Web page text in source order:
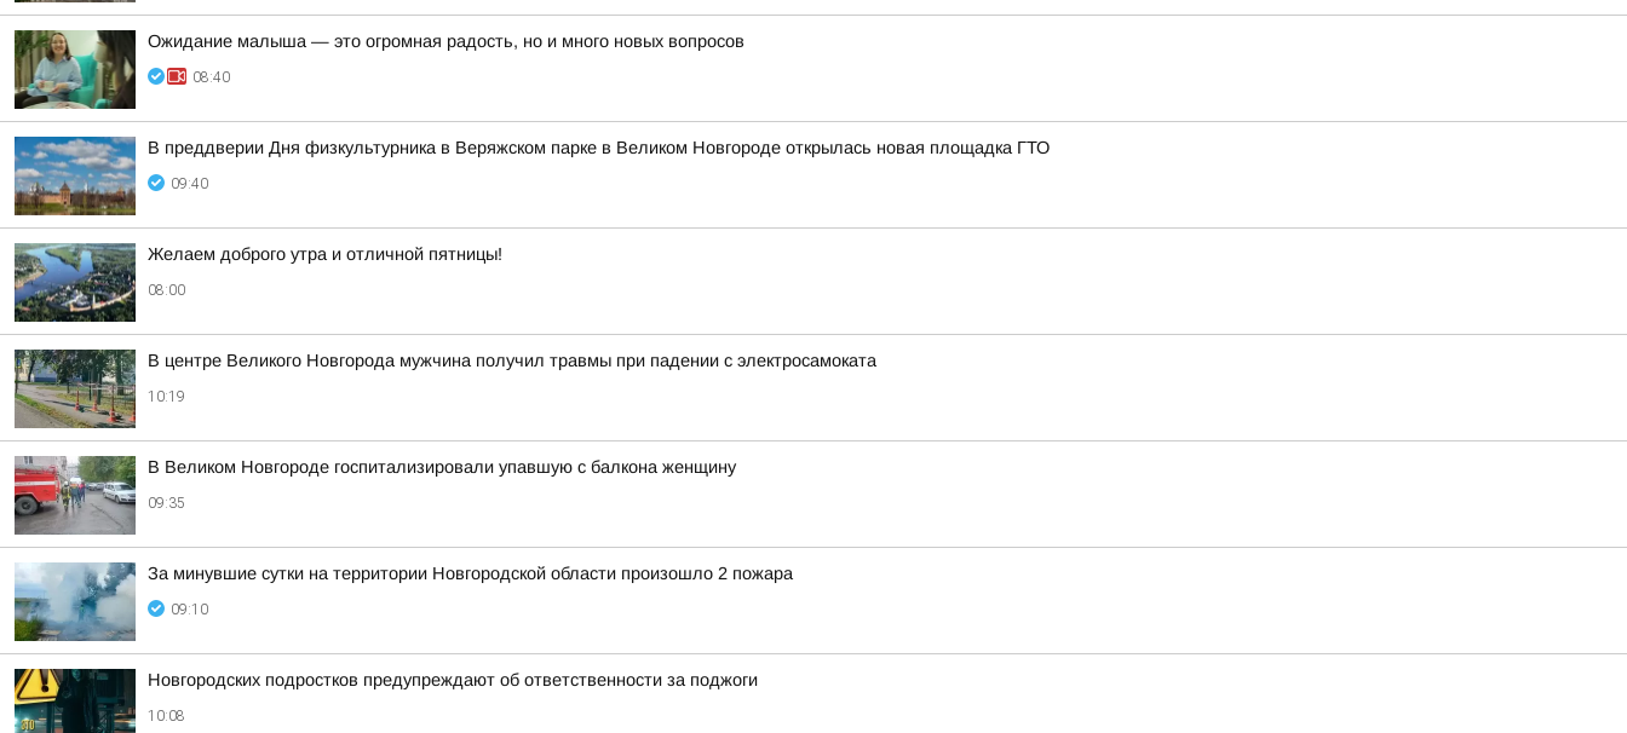
Ожидание малыша — это огромная радость, но и много новых вопросов
08:40
В преддверии Дня физкультурника в Веряжском парке в Великом Новгороде открылась новая площадка ГТО
09:40
Желаем доброго утра и отличной пятницы!
08:00
В центре Великого Новгорода мужчина получил травмы при падении с электросамоката
10:19
В Великом Новгороде госпитализировали упавшую с балкона женщину
09:35
За минувшие сутки на территории Новгородской области произошло 2 пожара
09:10
Новгородских подростков предупреждают об ответственности за поджоги
10:08